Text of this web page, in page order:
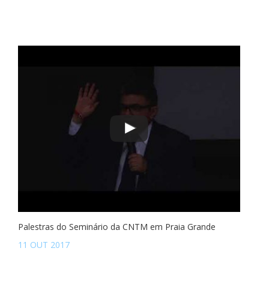
Palestras do Seminário da CNTM em Praia Grande
11 OUT 2017